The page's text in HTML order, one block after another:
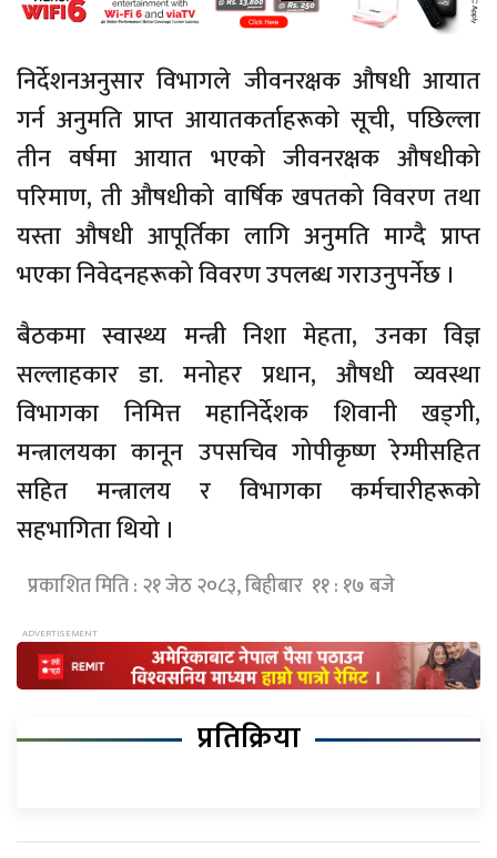
निर्देशनअनुसार विभागले जीवनरक्षक औषधी आयात
गर्न अनुमति प्राप्त आयातकर्ताहरूको सूची, पछिल्ला
तीन वर्षमा आयात भएको जीवनरक्षक औषधीको
परिमाण, ती औषधीको वार्षिक खपतको विवरण तथा
यस्ता औषधी आपूर्तिका लागि अनुमति माग्दै प्राप्त
भएका निवेदनहरूको विवरण उपलब्ध गराउनुपर्नेछ ।
बैठकमा स्वास्थ्य मन्त्री निशा मेहता, उनका विज्ञ
सल्लाहकार डा. मनोहर प्रधान, औषधी व्यवस्था
विभागका निमित्त महानिर्देशक शिवानी खड्गी,
मन्त्रालयका कानून उपसचिव गोपीकृष्ण रेग्मीसहित
सहित मन्त्रालय र विभागका कर्मचारीहरूको
सहभागिता थियो ।
प्रकाशित मिति : २१ जेठ २०८३, बिहीबार ११ : १७ बजे
प्रतिक्रिया